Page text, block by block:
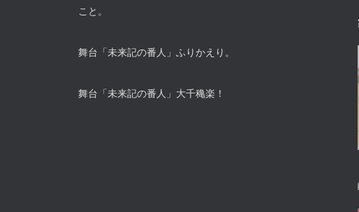
こと。
舞台「未来記の番人」ふりかえり。
舞台「未来記の番人」大千穐楽！